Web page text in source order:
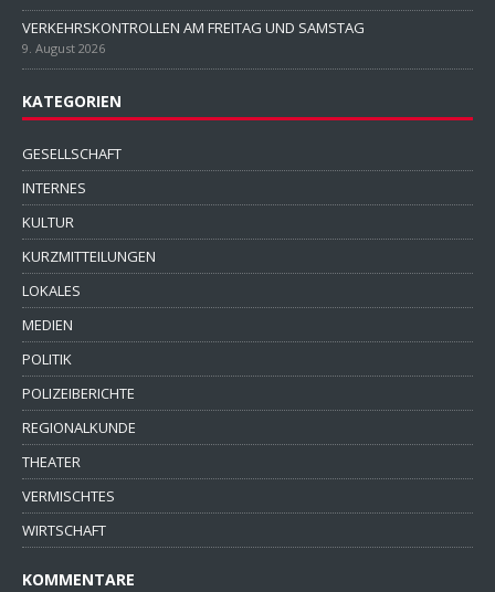
VERKEHRSKONTROLLEN AM FREITAG UND SAMSTAG
9. August 2026
KATEGORIEN
GESELLSCHAFT
INTERNES
KULTUR
KURZMITTEILUNGEN
LOKALES
MEDIEN
POLITIK
POLIZEIBERICHTE
REGIONALKUNDE
THEATER
VERMISCHTES
WIRTSCHAFT
KOMMENTARE